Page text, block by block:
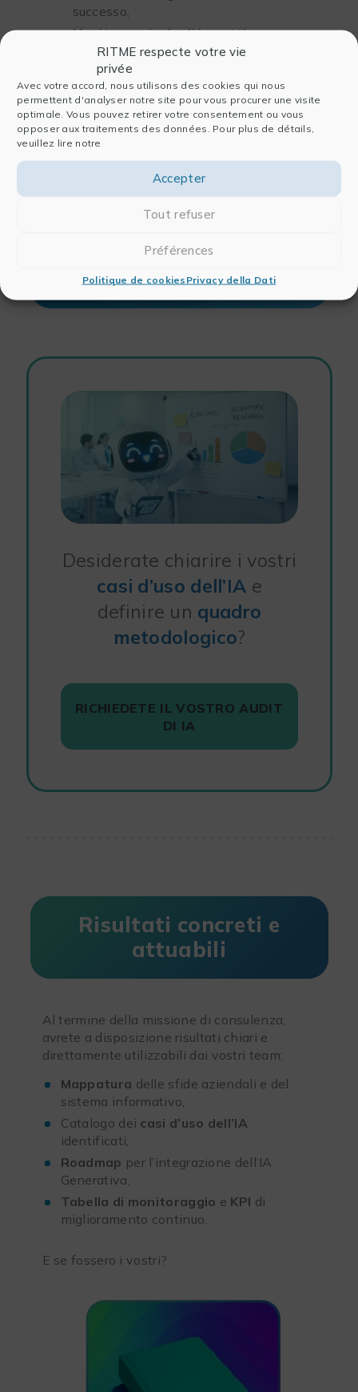
RITME respecte votre vie
privée
Avec votre accord, nous utilisons des cookies qui nous
permettent d'analyser notre site pour vous procurer une visite
optimale. Vous pouvez retirer votre consentement ou vous
opposer aux traitements des données. Pour plus de détails,
veuillez lire notre
Accepter
Tout refuser
Préférences
Politique de cookies Privacy della Dati
successo,
Monitoraggio degli impattie
ottimizzazione continuadei sistemi.
LA NOSTRA AMBIZIONE
Rendere l’intelligenza artificiale una
veraleva strategica per le
prestazioni , l’innovazione
compromessi in termini di rigore, etica o
Desiderate chiarire i vostri
casi d’uso dell’IA e
definire un quadro
metodologico?
RICHIEDETE IL VOSTRO AUDIT
DI IA
Risultati concreti e
attuabili
Al termine della missione di consulenza,
avrete a disposizione risultati chiari e
direttamente utilizzabili dai vostri team:
Mappatura delle sfide aziendali e del
sistema informativo,
Catalogo dei casi d’uso dell’IA
identificati,
Roadmap per l’integrazione dell’IA
Generativa,
Tabella di monitoraggio e KPI di
miglioramento continuo.
E se fossero i vostri?